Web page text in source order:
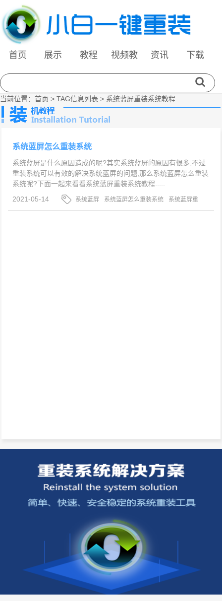
首页 展示 教程
视频教
资讯 下载
当前位置： 首页 > TAG信息列表 > 系统蓝屏重装系统教程
系统蓝屏怎么重装系统
系统蓝屏是什么原因造成的呢?其实系统蓝屏的原因有很多,不过
重装系统可以有效的解决系统蓝屏的问题,那么系统蓝屏怎么重装
系统呢?下面一起来看看系统蓝屏重装系统教程.....
2021-05-14
系统蓝屏 系统蓝屏怎么重装系统
系统蓝屏重
装系统教程